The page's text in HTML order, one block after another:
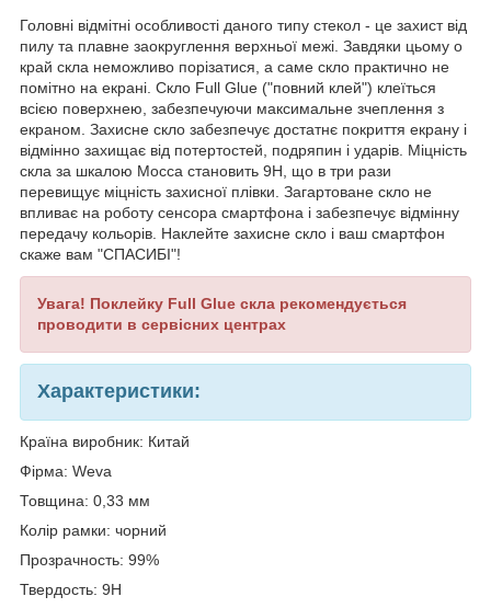
Головні відмітні особливості даного типу стекол - це захист від
пилу та плавне заокруглення верхньої межі. Завдяки цьому о
край скла неможливо порізатися, а саме скло практично не
помітно на екрані. Скло Full Glue ("повний клей") клеїться
всією поверхнею, забезпечуючи максимальне зчеплення з
екраном. Захисне скло забезпечує достатнє покриття екрану і
відмінно захищає від потертостей, подряпин і ударів. Міцність
скла за шкалою Мосса становить 9H, що в три рази
перевищує міцність захисної плівки. Загартоване скло не
впливає на роботу сенсора смартфона і забезпечує відмінну
передачу кольорів. Наклейте захисне скло і ваш смартфон
скаже вам "СПАСИБІ"!
Увага! Поклейку Full Glue скла рекомендується
проводити в сервісних центрах
Характеристики:
Країна виробник: Китай
Фірма: Weva
Товщина: 0,33 мм
Колір рамки: чорний
Прозрачность: 99%
Твердость: 9H